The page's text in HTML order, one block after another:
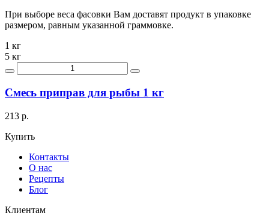
При выборе веса фасовки Вам доставят продукт в упаковке
размером, равным указанной граммовке.
1 кг
5 кг
Смесь приправ для рыбы 1 кг
213 р.
Купить
Контакты
О нас
Рецепты
Блог
Клиентам